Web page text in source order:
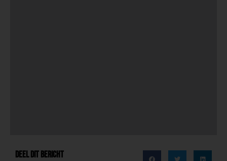
DEEL DIT BERICHT